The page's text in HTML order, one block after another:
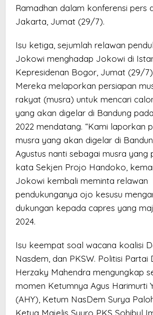
Ramadhan dalam konferensi pers
Jakarta, Jumat (29/7).
Isu ketiga, sejumlah relawan
Jokowi menghadap Jokowi di
Kepresidenan Bogor, Jumat (29/7)
Mereka melaporkan persiapan
rakyat (musra) untuk mencari
yang akan digelar di Bandung
2022 mendatang. “Kami laporkan
musra yang akan digelar di
Agustus nanti sebagai musra yang
kata Sekjen Projo Handoko,
Jokowi kembali meminta relawan
pendukunganya ojo kesusu
dukungan kepada capres yang
2024.
Isu keempat soal wacana koalisi
Nasdem, dan PKSW. Politisi
Herzaky Mahendra mengungkap
momen Ketumnya Agus Harimurti
(AHY), Ketum NasDem Surya
Ketua Majelis Syuro PKS Sohibul